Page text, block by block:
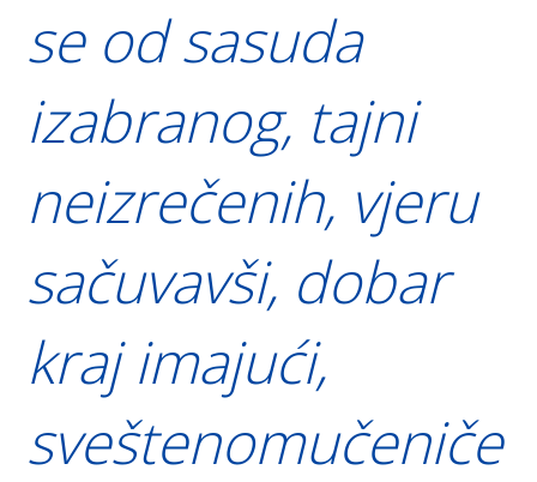
se od sasuda
izabranog, tajni
neizrečenih, vjeru
sačuvavši, dobar
kraj imajući,
sveštenomučeniče